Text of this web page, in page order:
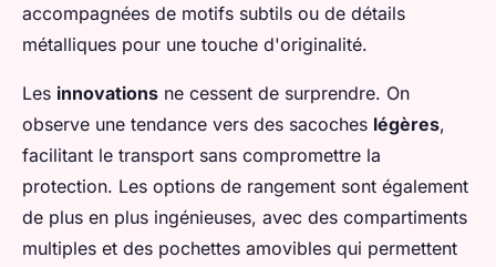
accompagnées de motifs subtils ou de détails
métalliques pour une touche d'originalité.
Les innovations ne cessent de surprendre. On
observe une tendance vers des sacoches légères,
facilitant le transport sans compromettre la
protection. Les options de rangement sont également
de plus en plus ingénieuses, avec des compartiments
multiples et des pochettes amovibles qui permettent